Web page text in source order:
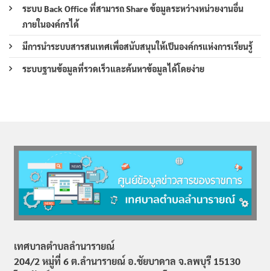
ระบบ Back Office ที่สามารถ Share ข้อมูลระหว่างหน่วยงานอื่น
ภายในองค์กรได้
มีการนำระบบสารสนเทศเพื่อสนับสนุนให้เป็นองค์กรแห่งการเรียนรู้
ระบบฐานข้อมูลที่รวดเร็วและค้นหาข้อมูลได้โดยง่าย
เทศบาลตำบลลำนารายณ์
204/2 หมู่ที่ 6 ต.ลำนารายณ์ อ.ชัยบาดาล จ.ลพบุรี 15130